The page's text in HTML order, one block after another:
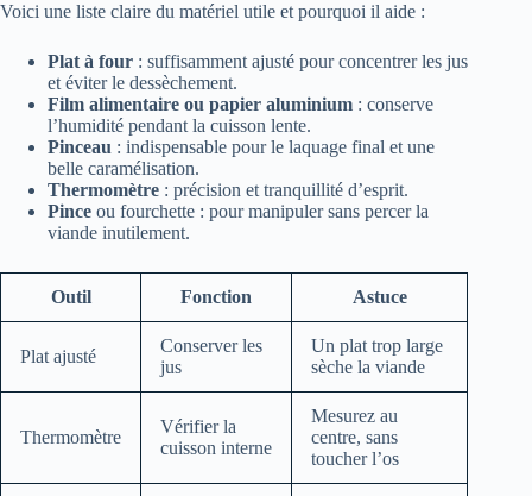
Voici une liste claire du matériel utile et pourquoi il aide :
Plat à four : suffisamment ajusté pour concentrer les jus
et éviter le dessèchement.
Film alimentaire ou papier aluminium : conserve
l’humidité pendant la cuisson lente.
Pinceau : indispensable pour le laquage final et une
belle caramélisation.
Thermomètre : précision et tranquillité d’esprit.
Pince ou fourchette : pour manipuler sans percer la
viande inutilement.
Outil Fonction Astuce
Plat ajusté
Conserver les
jus
Un plat trop large
sèche la viande
Thermomètre
Vérifier la
cuisson interne
Mesurez au
centre, sans
toucher l’os